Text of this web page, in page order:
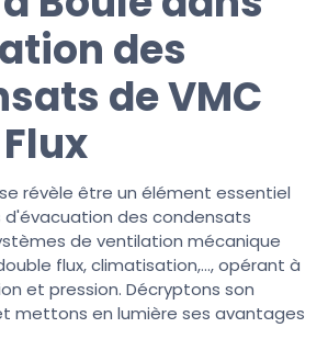
des
de VMC
révèle être un élément essentiel
d'évacuation des condensats
de ventilation mécanique
flux, climatisation,..., opérant à
et pression. Décryptons son
mettons en lumière ses avantages